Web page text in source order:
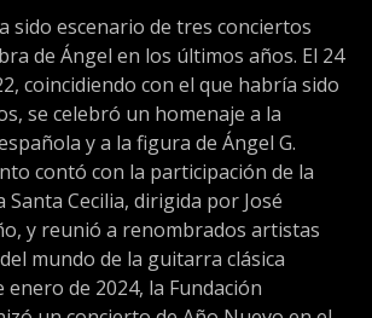
sido escenario de tres conciertos
de Ángel en los últimos años. El 24
coincidiendo con el que habría sido
se celebró un homenaje a la
y a la figura de Ángel G.
contó con la participación de la
Santa Cecilia, dirigida por José
y reunió a renombrados artistas
mundo de la guitarra clásica
enero de 2024, la Fundación